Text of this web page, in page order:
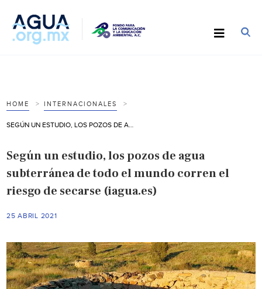
HOME INTERNACIONALES
Según un estudio, los pozos de agua
subterránea de todo el mundo corren el
riesgo de secarse (iagua.es)
25 ABRIL 2021